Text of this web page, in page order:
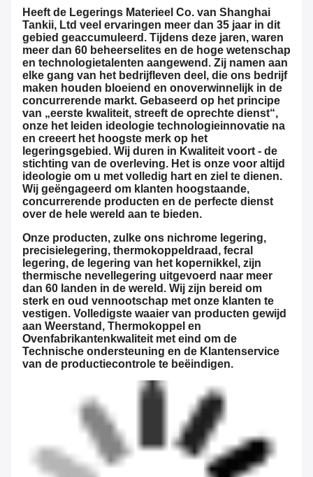
Heeft de Legerings Materieel Co. van Shanghai
Tankii, Ltd veel ervaringen meer dan 35 jaar in dit
gebied geaccumuleerd. Tijdens deze jaren, waren
meer dan 60 beheerselites en de hoge wetenschap
en technologietalenten aangewend. Zij namen aan
elke gang van het bedrijfleven deel, die ons bedrijf
maken houden bloeiend en onoverwinnelijk in de
concurrerende markt. Gebaseerd op het principe
van „eerste kwaliteit, streeft de oprechte dienst“,
onze het leiden ideologie technologieinnovatie na
en creeert het hoogste merk op het
legeringsgebied. Wij duren in Kwaliteit voort - de
stichting van de overleving. Het is onze voor altijd
ideologie om u met volledig hart en ziel te dienen.
Wij geëngageerd om klanten hoogstaande,
concurrerende producten en de perfecte dienst
over de hele wereld aan te bieden.
Onze producten, zulke ons nichrome legering,
precisielegering, thermokoppeldraad, fecral
legering, de legering van het kopernikkel, zijn
thermische nevellegering uitgevoerd naar meer
dan 60 landen in de wereld. Wij zijn bereid om
sterk en oud vennootschap met onze klanten te
vestigen. Volledigste waaier van producten gewijd
aan Weerstand, Thermokoppel en
Ovenfabrikantenkwaliteit met eind om de
Technische ondersteuning en de Klantenservice
van de productiecontrole te beëindigen.